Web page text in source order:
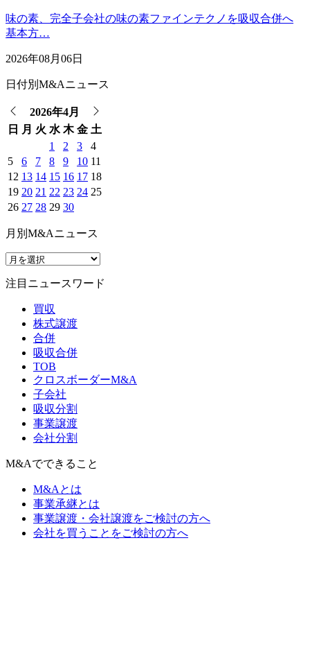
味の素、完全子会社の味の素ファインテクノを吸収合併へ
基本方…
2026年08月06日
日付別M&Aニュース
2026年4月
日
月 火 水 木 金 土
1
2 3
4
5
6 7 8 9 10 11
12 13 14 15 16 17 18
19 20 21 22 23 24 25
26 27 28 29 30
月別M&Aニュース
注目ニュースワード
買収
株式譲渡
合併
吸収合併
TOB
クロスボーダーM&A
子会社
吸収分割
事業譲渡
会社分割
M&Aでできること
M&Aとは
事業承継とは
事業譲渡・会社譲渡をご検討の方へ
会社を買うことをご検討の方へ